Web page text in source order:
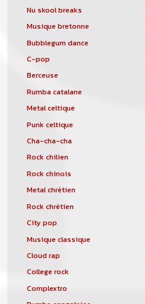
Nu skool breaks
Musique bretonne
Bubblegum dance
C-pop
Berceuse
Rumba catalane
Metal celtique
Punk celtique
Cha-cha-cha
Rock chilien
Rock chinois
Metal chrétien
Rock chrétien
City pop
Musique classique
Cloud rap
College rock
Complextro